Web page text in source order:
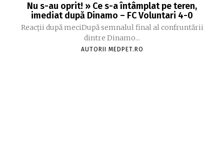
Nu s-au oprit! » Ce s-a întâmplat pe teren,
imediat după Dinamo – FC Voluntari 4-0
Reacții după meciDupă semnalul final al confruntării
dintre Dinamo...
AUTORII MEDPET.RO